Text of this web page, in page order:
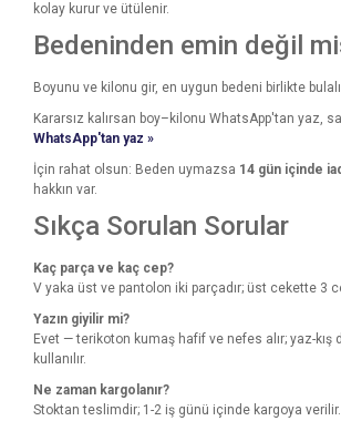
kolay kurur ve ütülenir.
Bedeninden emin değil
Boyunu ve kilonu gir, en uygun bedeni birlikte
Kararsız kalırsan boy–kilonu WhatsApp'tan yaz,
WhatsApp'tan yaz »
İçin rahat olsun: Beden uymazsa 14 gün içinde
hakkın var.
Sıkça Sorulan Sorular
Kaç parça ve kaç cep?
V yaka üst ve pantolon iki parçadır; üst cekette 3
Yazın giyilir mi?
Evet — terikoton kumaş hafif ve nefes alır; yaz-kış
kullanılır.
Ne zaman kargolanır?
Stoktan teslimdir; 1-2 iş günü içinde kargoya